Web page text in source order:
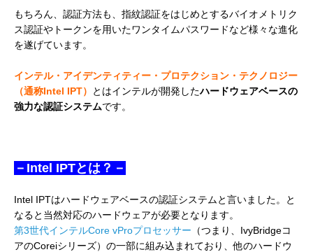
もちろん、認証方法も、指紋認証をはじめとするバイオメトリク
ス認証やトークンを用いたワンタイムパスワードなど様々な進化
を遂げています。
インテル・アイデンティティー・プロテクション・テクノロジー
（通称Intel IPT）
とはインテルが開発したハードウェアベースの
強力な認証システムです。
－Intel IPTとは？－
Intel IPTはハードウェアベースの認証システムと言いました。と
なると当然対応のハードウェアが必要となります。
第3世代インテルCore vProプロセッサー （つまり、IvyBridgeコ
アのCoreiシリーズ）の一部に組み込まれており、他のハードウ